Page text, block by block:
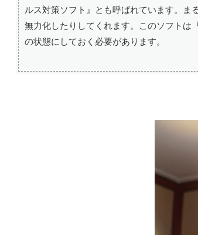
ルス対策ソフト』とも呼ばれています。ま
無力化したりしてくれます。このソフトは
の状態にしておく必要があります。